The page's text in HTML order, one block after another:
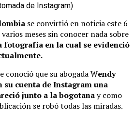
de Instagram)
se convirtió en noticia este 6
meses sin conocer nada sobre
fotografía en la cual se evidenció
conoció que su abogada Wendy
cuenta de Instagram una
junto a la bogotanay como
se robó todas las miradas.